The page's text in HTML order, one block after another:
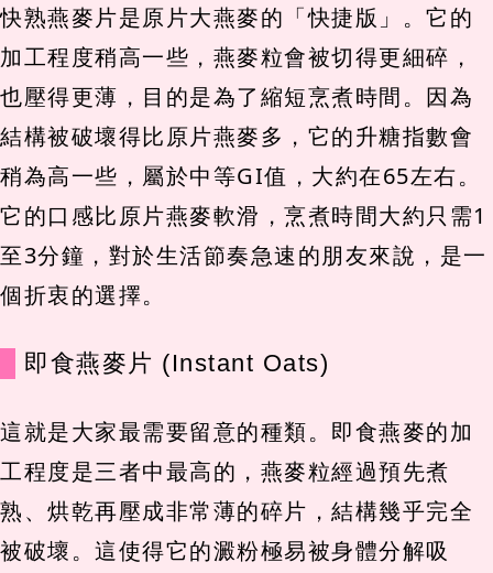
快熟燕麥片是原片大燕麥的「快捷版」。它的
加工程度稍高一些，燕麥粒會被切得更細碎，
也壓得更薄，目的是為了縮短烹煮時間。因為
結構被破壞得比原片燕麥多，它的升糖指數會
稍為高一些，屬於中等GI值，大約在65左右。
它的口感比原片燕麥軟滑，烹煮時間大約只需1
至3分鐘，對於生活節奏急速的朋友來說，是一
個折衷的選擇。
即食燕麥片 (Instant Oats)
這就是大家最需要留意的種類。即食燕麥的加
工程度是三者中最高的，燕麥粒經過預先煮
熟、烘乾再壓成非常薄的碎片，結構幾乎完全
被破壞。這使得它的澱粉極易被身體分解吸